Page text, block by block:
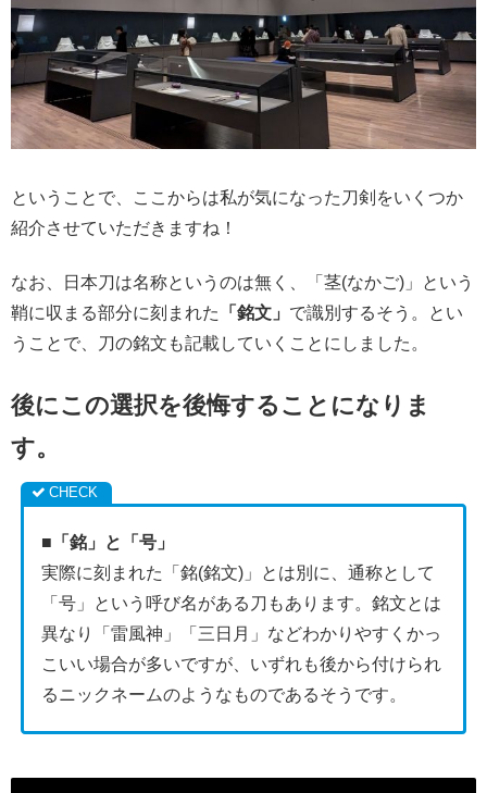
ということで、ここからは私が気になった刀剣をいくつか
紹介させていただきますね！
なお、日本刀は名称というのは無く、「茎(なかご)」という
鞘に収まる部分に刻まれた
「銘文」 で識別するそう。とい
うことで、刀の銘文も記載していくことにしました。
後にこの選択を後悔することになりま
す。
■「銘」と「号」
実際に刻まれた「銘(銘文)」とは別に、通称として
「号」という呼び名がある刀もあります。銘文とは
異なり「雷風神」「三日月」などわかりやすくかっ
こいい場合が多いですが、いずれも後から付けられ
るニックネームのようなものであるそうです。